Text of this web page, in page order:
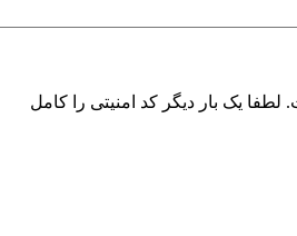
یک بار دیگر کد امنیتی را کامل